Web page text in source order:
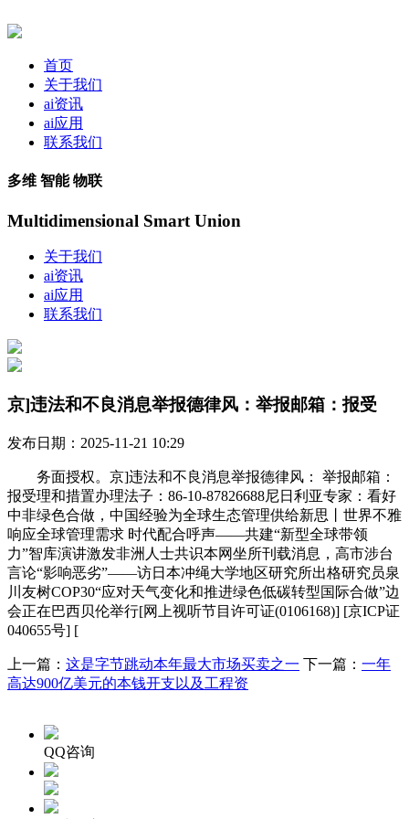
首页
关于我们
ai资讯
ai应用
联系我们
多维 智能 物联
Multidimensional Smart Union
关于我们
ai资讯
ai应用
联系我们
京]违法和不良消息举报德律风：举报邮箱：报受
发布日期：2025-11-21 10:29
务面授权。京]违法和不良消息举报德律风： 举报邮箱：
报受理和措置办理法子：86-10-87826688尼日利亚专家：看好
中非绿色合做，中国经验为全球生态管理供给新思丨世界不雅
响应全球管理需求 时代配合呼声——共建“新型全球带领
力”智库演讲激发非洲人士共识本网坐所刊载消息，高市涉台
言论“影响恶劣”——访日本冲绳大学地区研究所出格研究员泉
川友树COP30“应对天气变化和推进绿色低碳转型国际合做”边
会正在巴西贝伦举行[网上视听节目许可证(0106168)] [京ICP证
040655号] [
上一篇： 这是字节跳动本年最大市场买卖之一 下一篇： 一年
高达900亿美元的本钱开支以及工程资
QQ咨询